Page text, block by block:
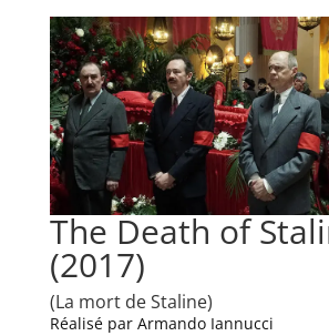
The Death of
(2017)
(La mort de Staline)
Réalisé par Armando Iannucci